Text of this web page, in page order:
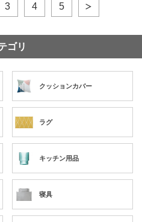
3 4 5
ゴリ
クッションカバー
ラグ
キッチン用品
寝具